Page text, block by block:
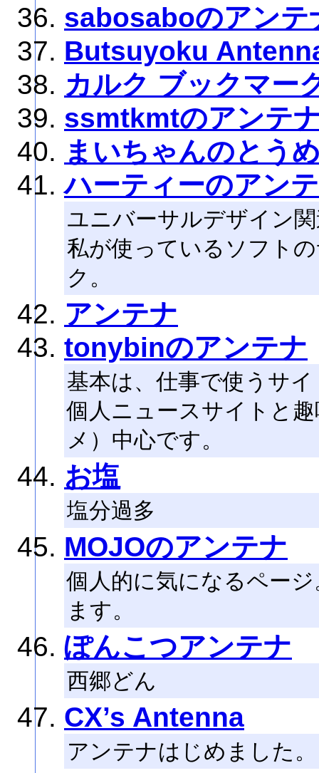
sabosaboのアンテ
Butsuyoku
カルク ブックマー
ssmtkmtのアンテ
まいちゃんのとう
ハーティーのアン
ユニバーサルデザイン
私が使っているソフト
ク。
アンテナ
tonybinのアンテナ
基本は、仕事で使うサ
個人ニュースサイトと
メ）中心です。
お塩
塩分過多
MOJOのアンテナ
個人的に気になるペー
ます。
ぽんこつアンテナ
西郷どん
CX’s Antenna
アンテナはじめました。